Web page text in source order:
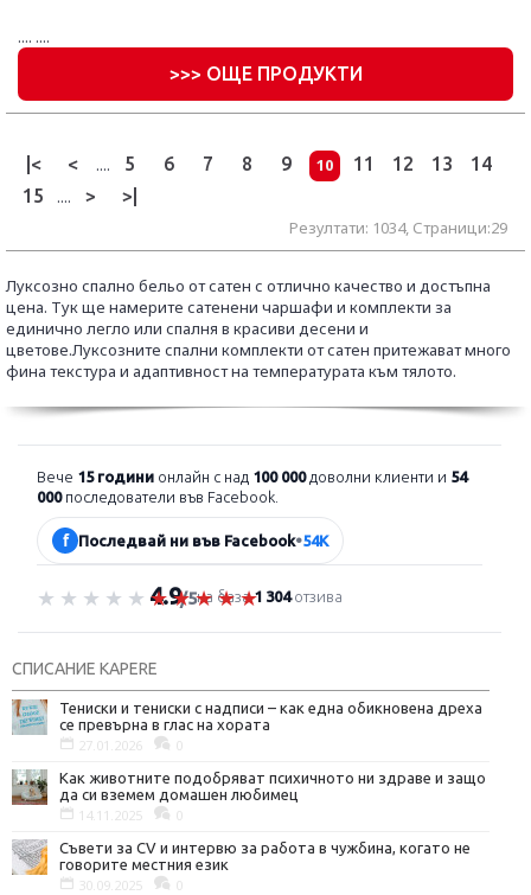
.... ....
>>> ОЩЕ ПРОДУКТИ
|< < .... 5 6 7 8 9 10 11 12 13
14
15
.... >
>|
Резултати: 1034, Страници:29
Луксозно спално бельо от сатен с отлично качество и достъпна
цена. Тук ще намерите сатенени чаршафи и комплекти за
единично легло или спалня в красиви десени и
цветове.Луксозните спални комплекти от сатен притежават много
фина текстура и адаптивност на температурата към тялото.
Вече 15 години онлайн с над 100 000доволни клиенти и 54
000последователи във Facebook.
f Последвай ни във Facebook•54K
Оценка 4.9 от 5
4.9/5на база1 304отзива
СПИСАНИЕ KAPERE
Тениски и тениски с надписи – как една обикновена дреха
се превърна в глас на хората
27.01.2026 0
Как животните подобряват психичното ни здраве и защо
да си вземем домашен любимец
14.11.2025 0
Съвети за CV и интервю за работа в чужбина, когато не
говорите местния език
30.09.2025 0